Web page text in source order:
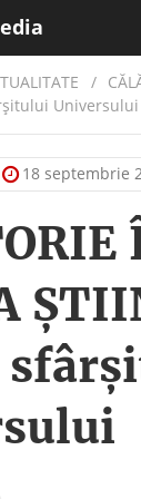
/
Universului
18 septembrie